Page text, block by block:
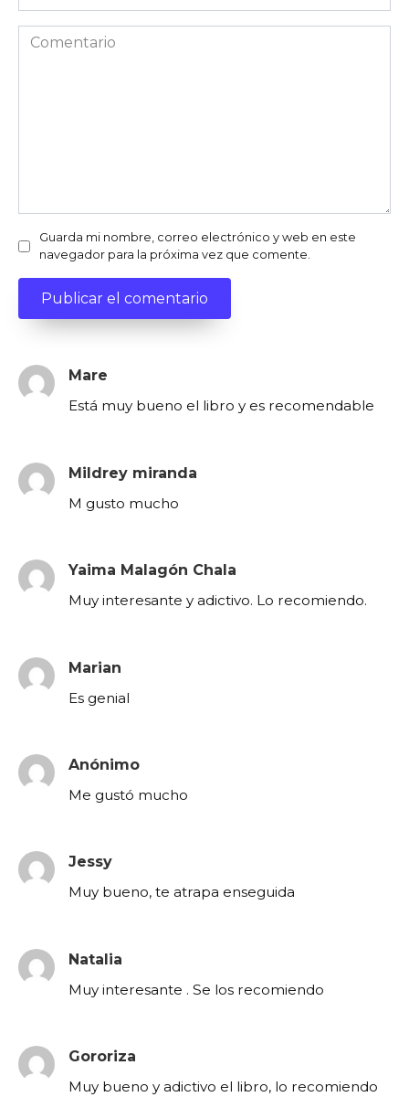
Comentario
Guarda mi nombre, correo electrónico y web en este
navegador para la próxima vez que comente.
Mare
Está muy bueno el libro y es recomendable
Mildrey miranda
M gusto mucho
Yaima Malagón Chala
Muy interesante y adictivo. Lo recomiendo.
Marian
Es genial
Anónimo
Me gustó mucho
Jessy
Muy bueno, te atrapa enseguida
Natalia
Muy interesante . Se los recomiendo
Gororiza
Muy bueno y adictivo el libro, lo recomiendo